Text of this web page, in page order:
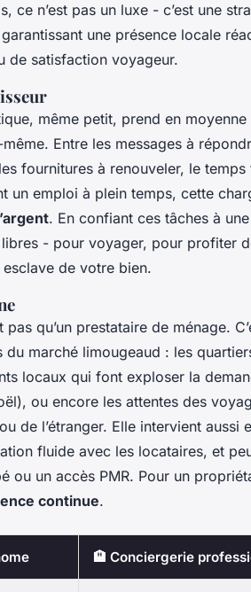
ce n’est pas un luxe - c’est une
une présence locale
de satisfaction voyageur.
même petit, prend en
Entre les messages à
fournitures à renouveler, le temps
un emploi à plein temps, cette
. En confiant ces tâches à
- pour voyager, pour profiter
de votre bien.
qu’un prestataire de ménage.
marché limougeaud : les
locaux qui font exploser la
ou encore les attentes des
de l’étranger. Elle intervient aussi
fluide avec les locataires, et
ou un accès PMR. Pour un
continue.
🏨 Conciergerie